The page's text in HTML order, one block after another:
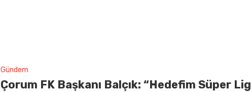
Gündem
Çorum FK Başkanı Balçık: “Hedefim Süper Lig